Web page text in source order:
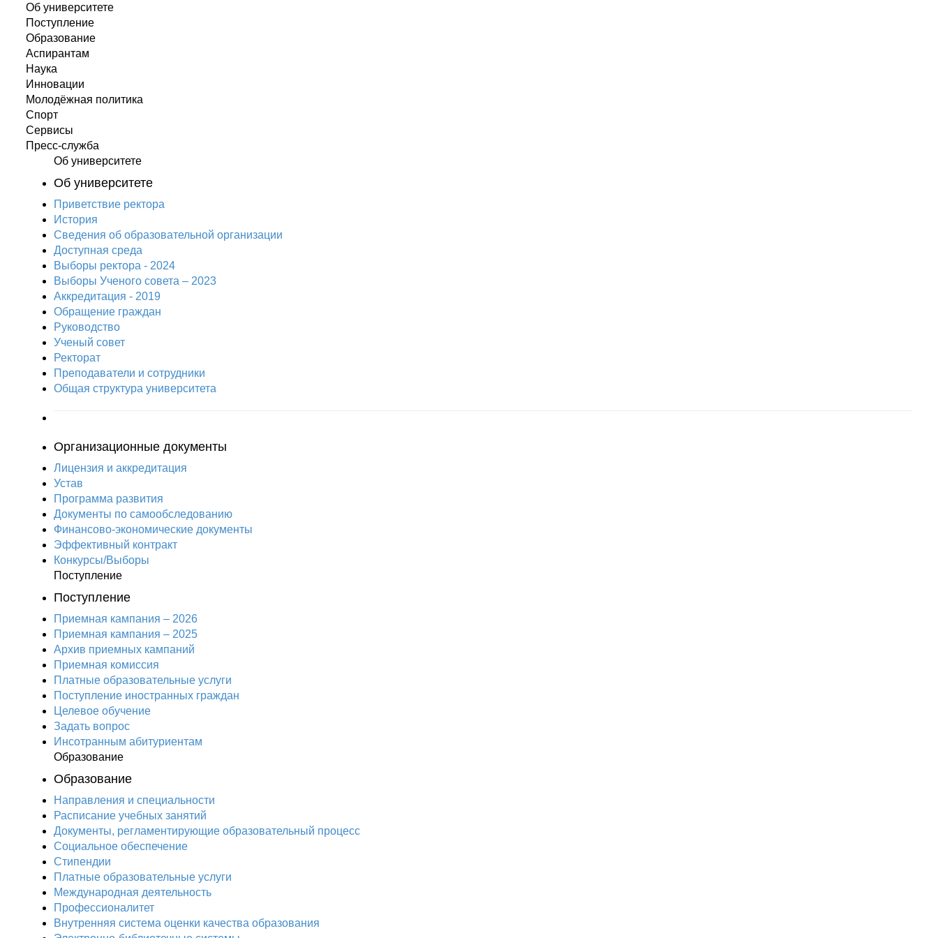
Об университете
Поступление
Образование
Аспирантам
Наука
Инновации
Молодёжная политика
Спорт
Сервисы
Пресс-служба
Об университете
Об университете
Приветствие ректора
История
Сведения об образовательной организации
Доступная среда
Выборы ректора - 2024
Выборы Ученого совета – 2023
Аккредитация - 2019
Обращение граждан
Руководство
Ученый совет
Ректорат
Преподаватели и сотрудники
Общая структура университета
Организационные документы
Лицензия и аккредитация
Устав
Программа развития
Документы по самообследованию
Финансово-экономические документы
Эффективный контракт
Конкурсы/Выборы
Поступление
Поступление
Приемная кампания – 2026
Приемная кампания – 2025
Архив приемных кампаний
Приемная комиссия
Платные образовательные услуги
Поступление иностранных граждан
Целевое обучение
Задать вопрос
Инсотранным абитуриентам
Образование
Образование
Направления и специальности
Расписание учебных занятий
Документы, регламентирующие образовательный процесс
Социальное обеспечение
Стипендии
Платные образовательные услуги
Международная деятельность
Профессионалитет
Внутренняя система оценки качества образования